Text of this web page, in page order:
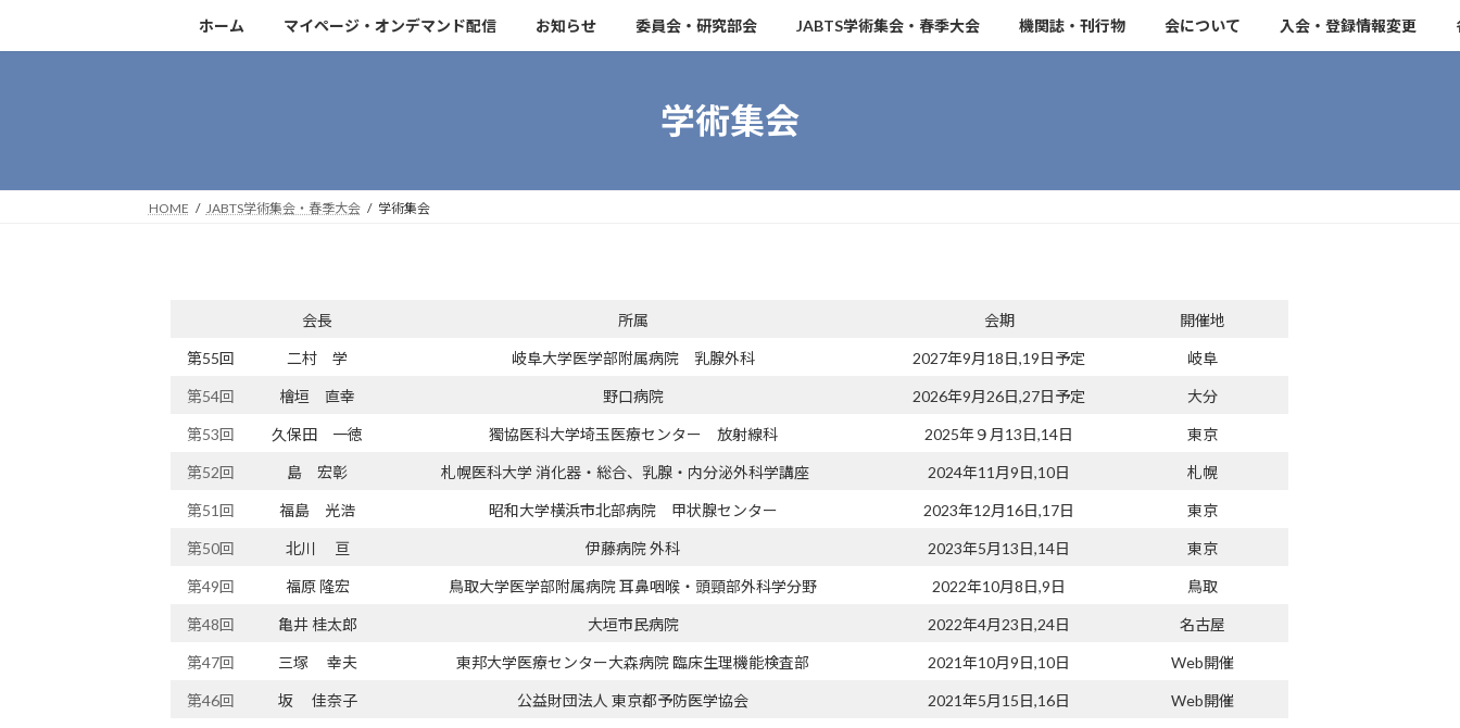
キ
に
ホーム マイページ・オンデマンド配信 お知らせ 委員会・研究部会 JABTS学術集会・春季大会 機関誌・刊行物 会について 入会・登録情報変更
学術集会
HOME JABTS学術集会・春季大会 学術集会
会長 所属 会期 開催地
第55回 二村 学 岐阜大学医学部附属病院 乳腺外科 2027年9月18日,19日予定 岐阜
第54回 檜垣 直幸 野口病院 2026年9月26日,27日予定 大分
第53回 久保田 一徳 獨協医科大学埼玉医療センター 放射線科 2025年９月13日,14日 東京
第52回 島 宏彰 札幌医科大学 消化器・総合、乳腺・内分泌外科学講座 2024年11月9日,10日 札幌
第51回 福島 光浩 昭和大学横浜市北部病院 甲状腺センター 2023年12月16日,17日 東京
第50回 北川 亘 伊藤病院 外科 2023年5月13日,14日 東京
第49回 福原 隆宏 鳥取大学医学部附属病院 耳鼻咽喉・頭頸部外科学分野 2022年10月8日,9日 鳥取
第48回 亀井 桂太郎 大垣市民病院 2022年4月23日,24日 名古屋
第47回 三塚 幸夫 東邦大学医療センター大森病院 臨床生理機能検査部 2021年10月9日,10日 Web開催
第46回 坂 佳奈子 公益財団法人 東京都予防医学協会 2021年5月15日,16日 Web開催